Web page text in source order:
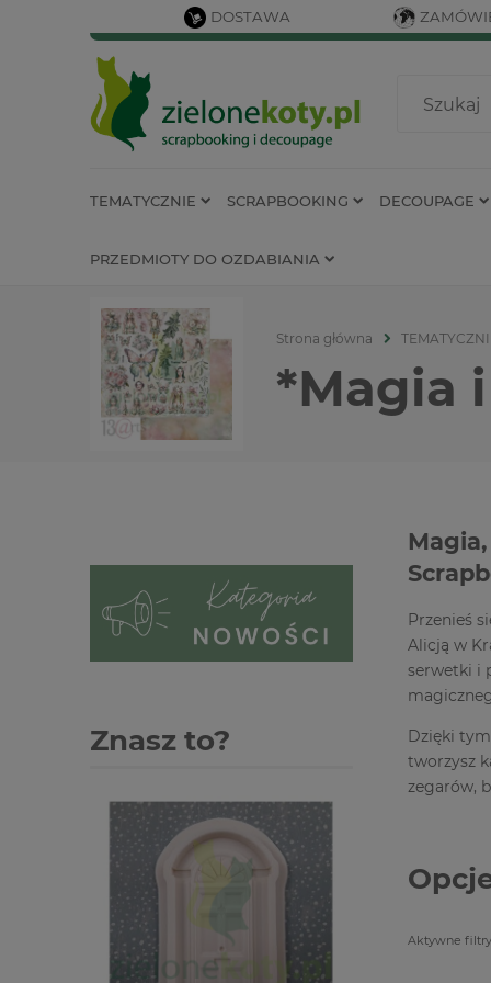
DOSTAWA
TEMATYCZNIE SCRAPBOOKING DECOUPAGE
PRZEDMIOTY DO OZDABIANIA
Strona główna
*Magia
Znasz to?
Aktywne
Przenieś
Alicją w
serwetki i
Dzięki
tworzysz
zegarów,